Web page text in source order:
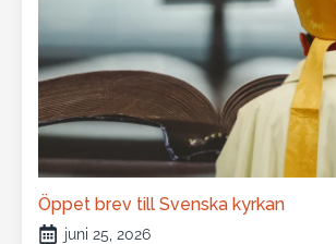
Öppet brev till Svenska kyrkan
juni 25, 2026